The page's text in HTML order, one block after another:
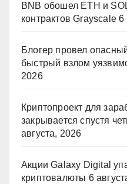
BNB обошел ETH и
контрактов Grayscale 6
Блогер провел
быстрый взлом
2026
Криптопроект для
закрывается спустя
августа, 2026
Акции Galaxy Digital
криптовалюты 6